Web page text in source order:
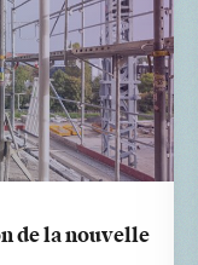
de la nouvelle